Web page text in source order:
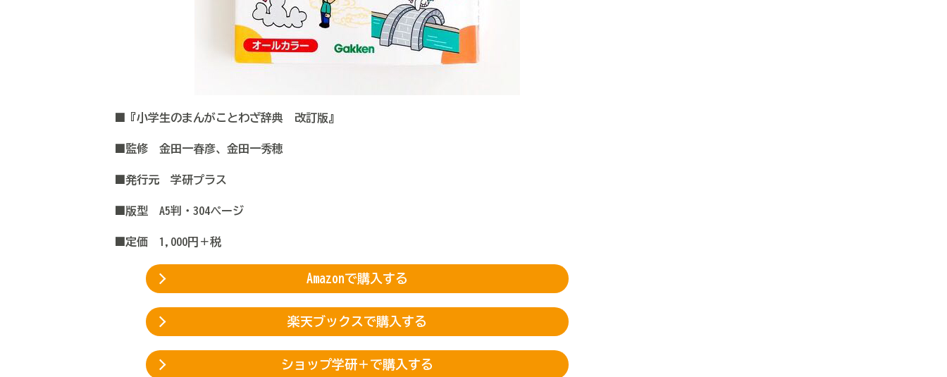
■『小学生のまんがことわざ辞典 改訂版』
■監修 金田一春彦、金田一秀穂
■発行元 学研プラス
■版型 A5判・304ページ
■定価 1,000円＋税
Amazonで購入する
楽天ブックスで購入する
ショップ学研＋で購入する